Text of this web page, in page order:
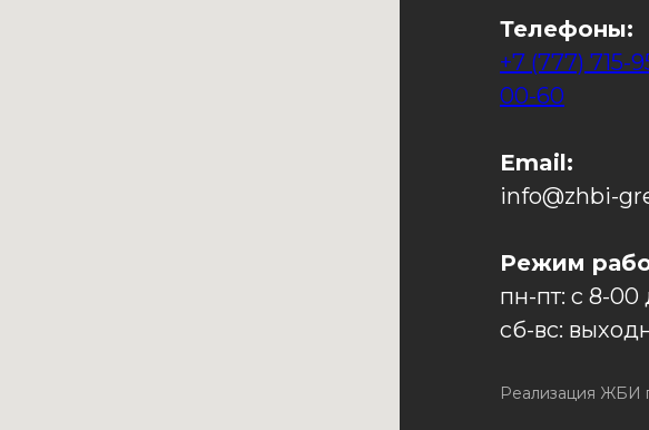
Телефоны:
+7 (777) 715-
00-60
Email:
info@zhbi-
Режим
пн-пт: с 8-00
сб-вс:
Реализация ЖБИ